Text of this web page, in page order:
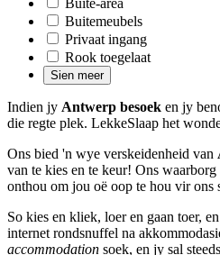
Buitemeubels
Privaat ingang
Rook toegelaat
Sien meer
Indien jy Antwerp besoek en jy
die regte plek. LekkeSlaap het
Ons bied 'n wye verskeidenheid van
van te kies en te keur! Ons waarborg
onthou om jou oë oop te hou vir ons
So kies en kliek, loer en gaan toer,
internet rondsnuffel na
accommodation soek, en jy sal